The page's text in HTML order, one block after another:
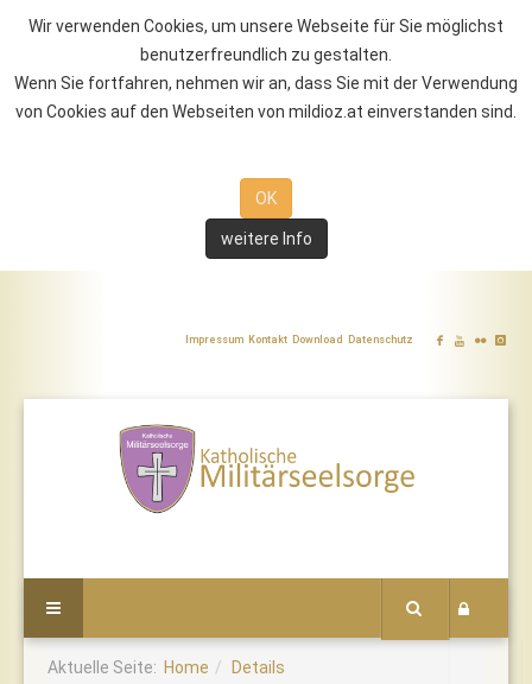
Wir verwenden Cookies, um unsere Webseite für Sie möglichst
benutzerfreundlich zu gestalten.
Wenn Sie fortfahren, nehmen wir an, dass Sie mit der Verwendung
von Cookies auf den Webseiten von mildioz.at einverstanden sind.
OK
weitere Info
Impressum Kontakt Download Datenschutz
Aktuelle Seite: Home
Details